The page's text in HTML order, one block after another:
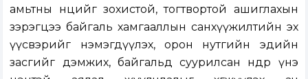
амьтны нөөцийг зохистой, тогтвортой ашиглахын
зэрэгцээ байгаль хамгааллын санхүүжилтийн эх
үүсвэрийг нэмэгдүүлэх, орон нутгийн эдийн
засгийг дэмжих, байгальд суурилсан өндөр үнэ